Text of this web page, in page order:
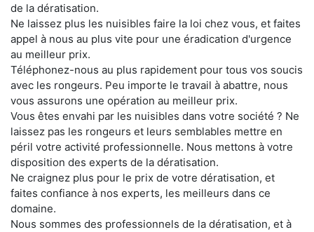
de la dératisation.
Ne laissez plus les nuisibles faire la loi chez vous, et faites
appel à nous au plus vite pour une éradication d'urgence
au meilleur prix.
Téléphonez-nous au plus rapidement pour tous vos soucis
avec les rongeurs. Peu importe le travail à abattre, nous
vous assurons une opération au meilleur prix.
Vous êtes envahi par les nuisibles dans votre société ? Ne
laissez pas les rongeurs et leurs semblables mettre en
péril votre activité professionnelle. Nous mettons à votre
disposition des experts de la dératisation.
Ne craignez plus pour le prix de votre dératisation, et
faites confiance à nos experts, les meilleurs dans ce
domaine.
Nous sommes des professionnels de la dératisation, et à